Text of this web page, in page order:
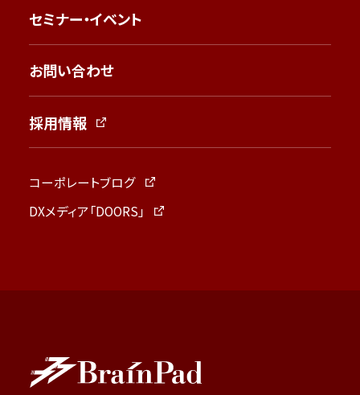
セミナー・イベント
お問い合わせ
採用情報
コーポレートブログ
DXメディア「DOORS」